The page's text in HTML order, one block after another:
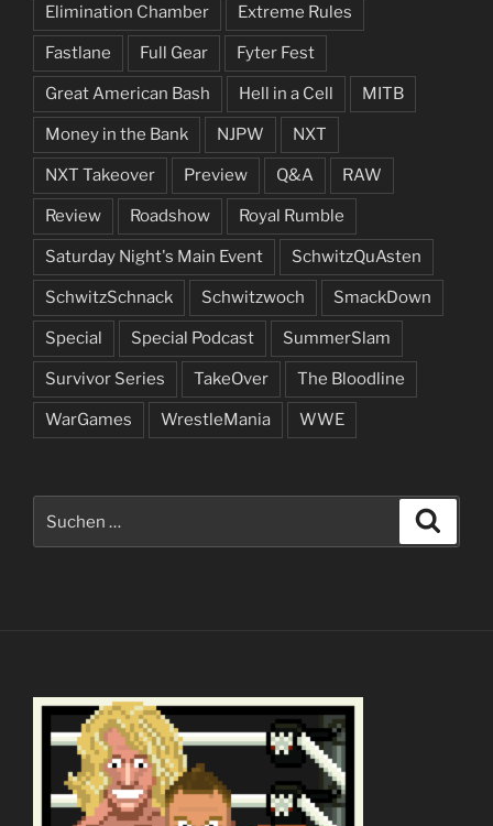
Elimination Chamber Extreme Rules
Fastlane Full Gear Fyter Fest
Great American Bash Hell in a Cell MITB
Money in the Bank NJPW NXT
NXT Takeover Preview Q&A RAW
Review Roadshow Royal Rumble
Saturday Night's Main Event SchwitzQuAsten
SchwitzSchnack Schwitzwoch SmackDown
Special Special Podcast SummerSlam
Survivor Series TakeOver The Bloodline
WarGames WrestleMania WWE